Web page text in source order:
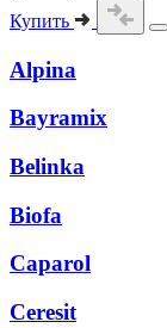
Купить
Alpina
Bayramix
Belinka
Biofa
Caparol
Ceresit